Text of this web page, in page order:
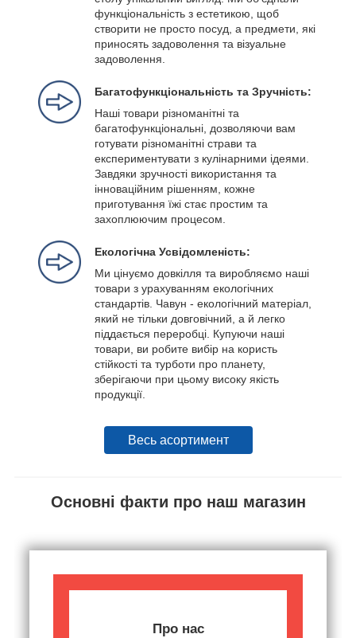
функціональність з естетикою, щоб
створити не просто посуд, а предмети, які
приносять задоволення та візуальне
задоволення.
Багатофункціональність та Зручність:
Наші товари різноманітні та
багатофункціональні, дозволяючи вам
готувати різноманітні страви та
експериментувати з кулінарними ідеями.
Завдяки зручності використання та
інноваційним рішенням, кожне
приготування їжі стає простим та
захоплюючим процесом.
Екологічна Усвідомленість:
Ми цінуємо довкілля та виробляємо наші
товари з урахуванням екологічних
стандартів. Чавун - екологічний матеріал,
який не тільки довговічний, а й легко
піддається переробці. Купуючи наші
товари, ви робите вибір на користь
стійкості та турботи про планету,
зберігаючи при цьому високу якість
продукції.
Весь асортимент
Основні факти про наш магазин
Про нас